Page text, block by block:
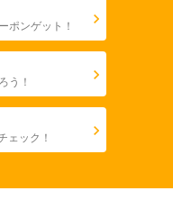
ポンゲット！
う！
ェック！